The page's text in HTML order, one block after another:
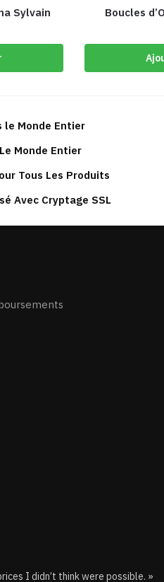
Sylvain Boucles
le Monde Entier
Monde Entier
Tous Les Produits
Avec Cryptage SSL
I didn’t think were possible. »